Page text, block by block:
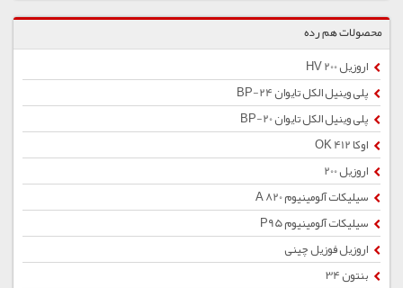
محصولات هم رده
اروزیل 200 HV
پلی وینیل الکل تایوان BP-24
پلی وینیل الکل تایوان BP-20
اوکا OK 412
اروزیل 200
سیلیکات آلومینیوم A 820
سیلیکات آلومینیوم P95
اروزیل فوزیل چینی
بنتون 34